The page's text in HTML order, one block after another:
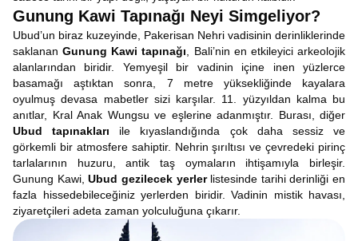
Gunung Kawi Tapınağı Neyi Simgeliyor?
Ubud’un biraz kuzeyinde, Pakerisan Nehri vadisinin derinliklerinde
saklananGunung Kawi tapınağı , Bali’nin en etkileyici arkeolojik
alanlarından biridir. Yemyeşil bir vadinin içine inen yüzlerce
basamağı aştıktan sonra, 7 metre yüksekliğinde kayalara
oyulmuş devasa mabetler sizi karşılar. 11. yüzyıldan kalma bu
anıtlar, Kral Anak Wungsu ve eşlerine adanmıştır. Burası, diğer
Ubud tapınakları ile kıyaslandığında çok daha sessiz ve
görkemli bir atmosfere sahiptir. Nehrin şırıltısı ve çevredeki pirinç
tarlalarının huzuru, antik taş oymaların ihtişamıyla birleşir.
Gunung Kawi,Ubud gezilecek yerlerlistesinde tarihi derinliği en
fazla hissedebileceğiniz yerlerden biridir. Vadinin mistik havası,
ziyaretçileri adeta zaman yolculuğuna çıkarır.